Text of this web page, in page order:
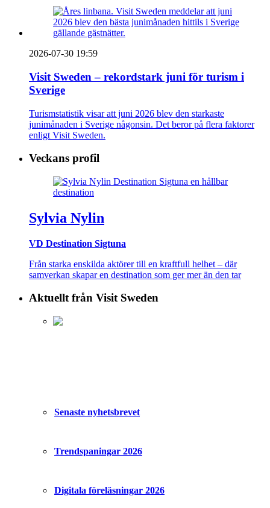
2026-07-30 19:59
Visit Sweden – rekordstark juni för turism i
Sverige
Turismstatistik visar att juni 2026 blev den starkaste
junimånaden i Sverige någonsin. Det beror på flera faktorer
enligt Visit Sweden.
Veckans profil
Sylvia Nylin
VD Destination Sigtuna
Från starka enskilda aktörer till en kraftfull helhet – där
samverkan skapar en destination som ger mer än den tar
Aktuellt från Visit Sweden
Senaste nyhetsbrevet
Trendspaningar 2026
Digitala föreläsningar 2026